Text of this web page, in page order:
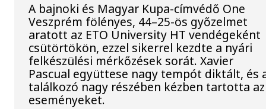
A bajnoki és Magyar Kupa-címvédő One
Veszprém fölényes, 44–25-ös győzelmet
aratott az ETO University HT vendégeként
csütörtökön, ezzel sikerrel kezdte a nyári
felkészülési mérkőzések sorát. Xavier
Pascual együttese nagy tempót diktált, és
találkozó nagy részében kézben tartotta az
eseményeket.